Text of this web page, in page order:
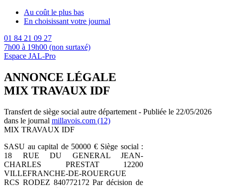
Au coût le plus bas
En choisissant votre journal
01 84 21 09 27
7h00 à 19h00 (non surtaxé)
Espace JAL-Pro
ANNONCE LÉGALE
MIX TRAVAUX IDF
Transfert de siège social autre département - Publiée le 22/05/2026
dans le journal millavois.com (12)
MIX TRAVAUX IDF
SASU au capital de 50000 € Siège social :
18 RUE DU GENERAL JEAN-
CHARLES PRESTAT 12200
VILLEFRANCHE-DE-ROUERGUE
RCS RODEZ 840772172 Par décision de